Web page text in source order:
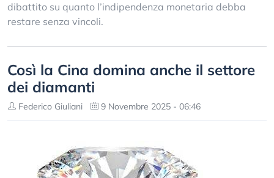
dibattito su quanto l’indipendenza monetaria debba
restare senza vincoli.
Così la Cina domina anche il settore
dei diamanti
Federico Giuliani 9 Novembre 2025 - 06:46